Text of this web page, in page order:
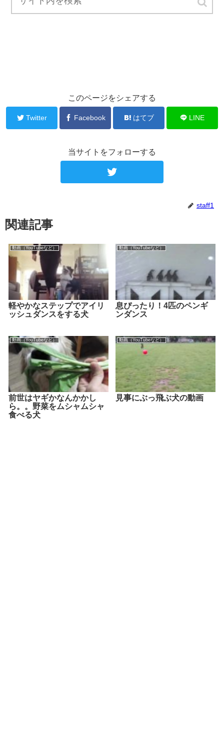
このページをシェアする
Twitter Facebook はてブ LINE
当サイトをフォローする
staff1
関連記事
動画（YouTubeなど）
軽やかなステップでアイリ
ッシュダンスをする犬
動画（YouTubeなど）
息ぴったり！4匹のペンギ
ンダンス
動画（YouTubeなど）
前世はヤギかなんかかし
ら。。野菜をムシャムシャ
食べる犬
動画（YouTubeなど）
見事にぶっ飛ぶ犬の動画